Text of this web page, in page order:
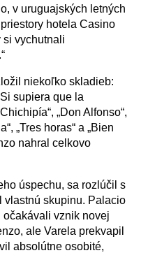
v uruguajských letných
hotela Casino
si vychutnali
niekoľko skladieb:
supiera que la
„Don Alfonso“,
„Tres horas“ a „Bien
nahral celkovo
úspechu, sa rozlúčil s
vlastnú skupinu. Palacio
očakávali vznik novej
ale Varela prekvapil
absolútne osobité,